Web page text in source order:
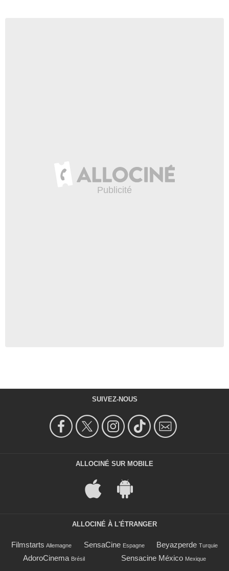
SUIVEZ-NOUS
ALLOCINÉ SUR MOBILE
ALLOCINÉ À L'ÉTRANGER
Filmstarts Allemagne SensaCine Espagne Beyazperde Turquie
AdoroCinema Brésil Sensacine México Mexique